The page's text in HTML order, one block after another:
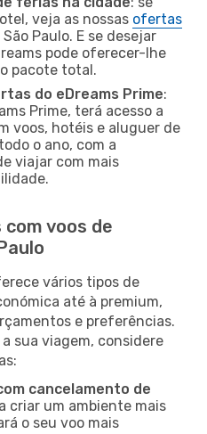
veja as nossas ofertas
São Paulo. E se desejar
pode oferecer-lhe
pacote total.
do eDreams Prime:
Prime, terá acesso a
voos, hotéis e aluguer de
o ano, com a
viajar com mais
voos de
vários tipos de
até à premium,
e preferências.
sua viagem, considere
cancelamento de
criar um ambiente mais
o seu voo mais